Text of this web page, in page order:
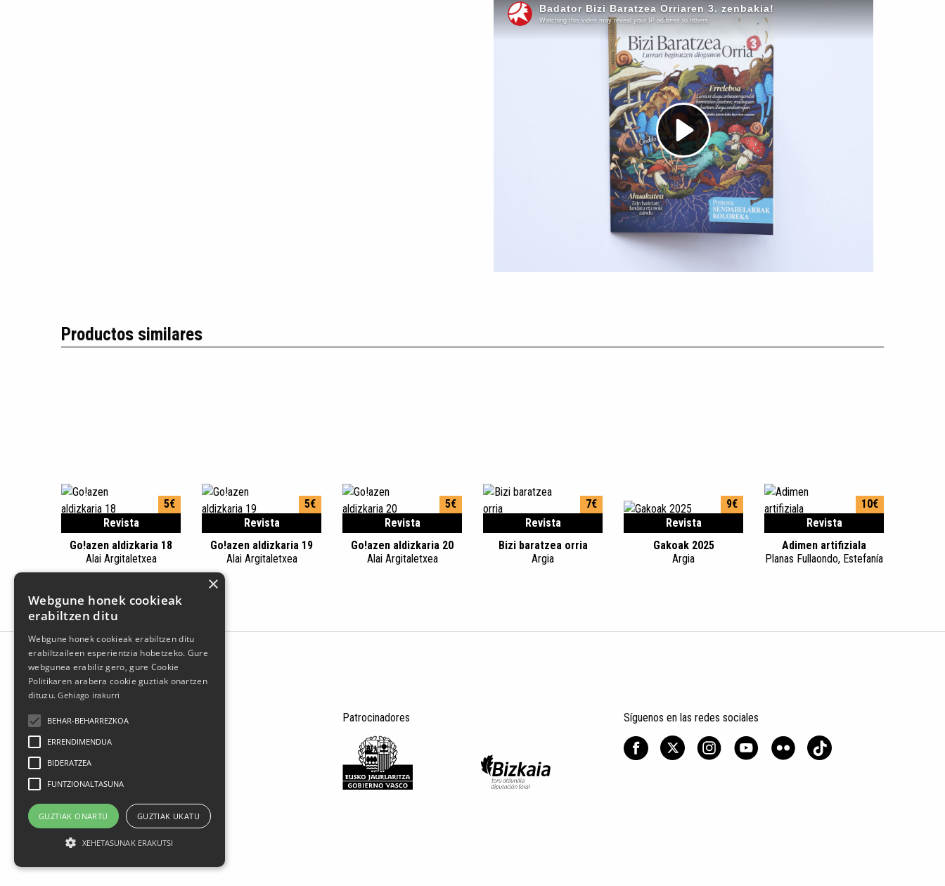
Productos similares
Revista
5€
Go!azen aldizkaria 18
Alai Argitaletxea
Revista
5€
Go!azen aldizkaria 19
Alai Argitaletxea
Revista
5€
Go!azen aldizkaria 20
Alai Argitaletxea
Revista
7€
Bizi baratzea orria
Argia
Revista
9€
Gakoak 2025
Argia
Revista
10€
Adimen artifiziala
Planas Fullaondo, Estefanía
Tel.: 94 681 80 66
gerediaga@durangokoazoka.eus
Patrocinadores Síguenos en las redes sociales
×
Webgune honek cookieak
erabiltzen ditu
Webgune honek cookieak erabiltzen ditu
erabiltzaileen esperientzia hobetzeko. Gure
webgunea erabiliz gero, gure Cookie
Politikaren arabera cookie guztiak onartzen
dituzu.Gehiago irakurri
BEHAR-BEHARREZKOA
ERRENDIMENDUA
BIDERATZEA
FUNTZIONALTASUNA
GUZTIAK ONARTU GUZTIAK UKATU
XEHETASUNAK ERAKUTSI